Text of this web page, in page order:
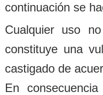
continuación se
Cualquier uso
constituye una
castigado de
En